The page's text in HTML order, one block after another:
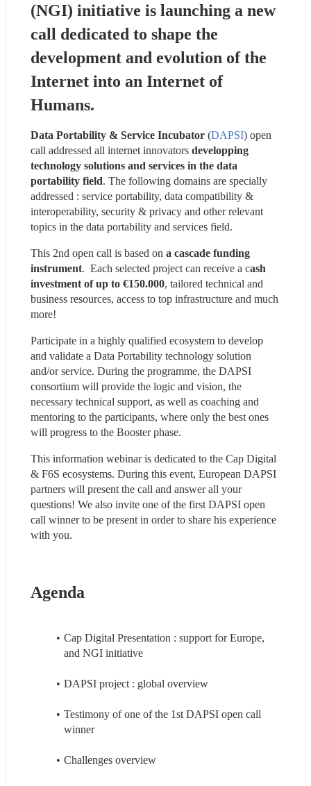
(NGI) initiative is launching a new
call dedicated to shape the
development and evolution of the
Internet into an Internet of
Humans.
Data Portability & Service Incubator (DAPSI) open
call addressed all internet innovators developping
technology solutions and services in the data
portability field. The following domains are specially
addressed : service portability, data compatibility &
interoperability, security & privacy and other relevant
topics in the data portability and services field.
This 2nd open call is based on a cascade funding
instrument.  Each selected project can receive a cash
investment of up to €150.000, tailored technical and
business resources, access to top infrastructure and much
more!
Participate in a highly qualified ecosystem to develop
and validate a Data Portability technology solution
and/or service. During the programme, the DAPSI
consortium will provide the logic and vision, the
necessary technical support, as well as coaching and
mentoring to the participants, where only the best ones
will progress to the Booster phase.
This information webinar is dedicated to the Cap Digital
& F6S ecosystems. During this event, European DAPSI
partners will present the call and answer all your
questions! We also invite one of the first DAPSI open
call winner to be present in order to share his experience
with you.
Agenda
Cap Digital Presentation : support for Europe,
and NGI initiative
DAPSI project : global overview
Testimony of one of the 1st DAPSI open call
winner
Challenges overview